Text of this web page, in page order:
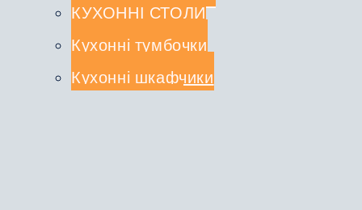
КУХОННІ СТОЛИ
Кухонні тумбочки
Кухонні шкафчики